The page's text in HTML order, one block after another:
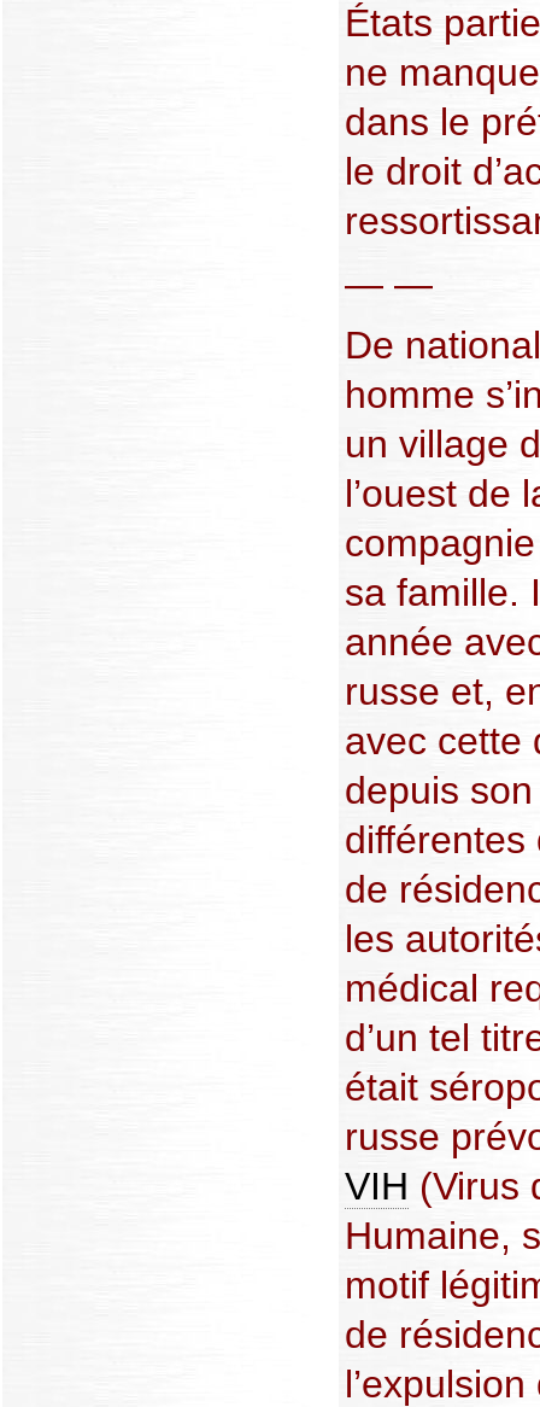
États
ne
dans le
le droit
— —
De
homme
un village
l’ouest de
sa famille.
année
russe et,
avec cette
depuis
différentes
de
les
médical
d’un tel
était
russe
VIH (Virus
Humaine,
motif
de